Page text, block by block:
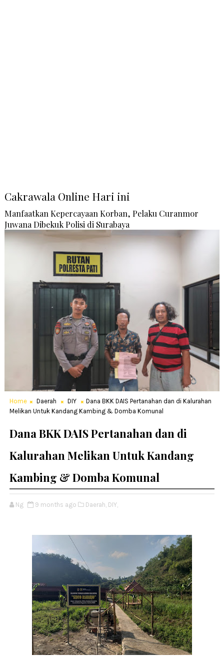
Cakrawala Online Hari ini
Manfaatkan Kepercayaan Korban, Pelaku Curanmor
Juwana Dibekuk Polisi di Surabaya
Home Daerah DIY
Dana BKK DAIS Pertanahan dan di Kalurahan
Melikan Untuk Kandang Kambing & Domba Komunal
Dana BKK DAIS Pertanahan dan di
Kalurahan Melikan Untuk Kandang
Kambing & Domba Komunal
Ng 9 months ago Daerah, DIY,